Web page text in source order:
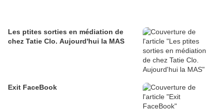
Les ptites sorties en médiation de
chez Tatie Clo. Aujourd'hui la MAS
Exit FaceBook